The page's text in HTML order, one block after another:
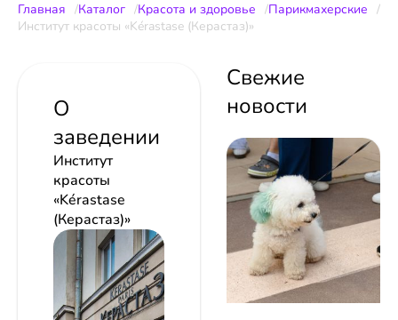
Главная Каталог Красота и здоровье
Парикмахерские
Институт красоты «Kérastase (Керастаз)»
О
заведении
Институт
красоты
«Kérastase
(Керастаз)»
Свежие
новости